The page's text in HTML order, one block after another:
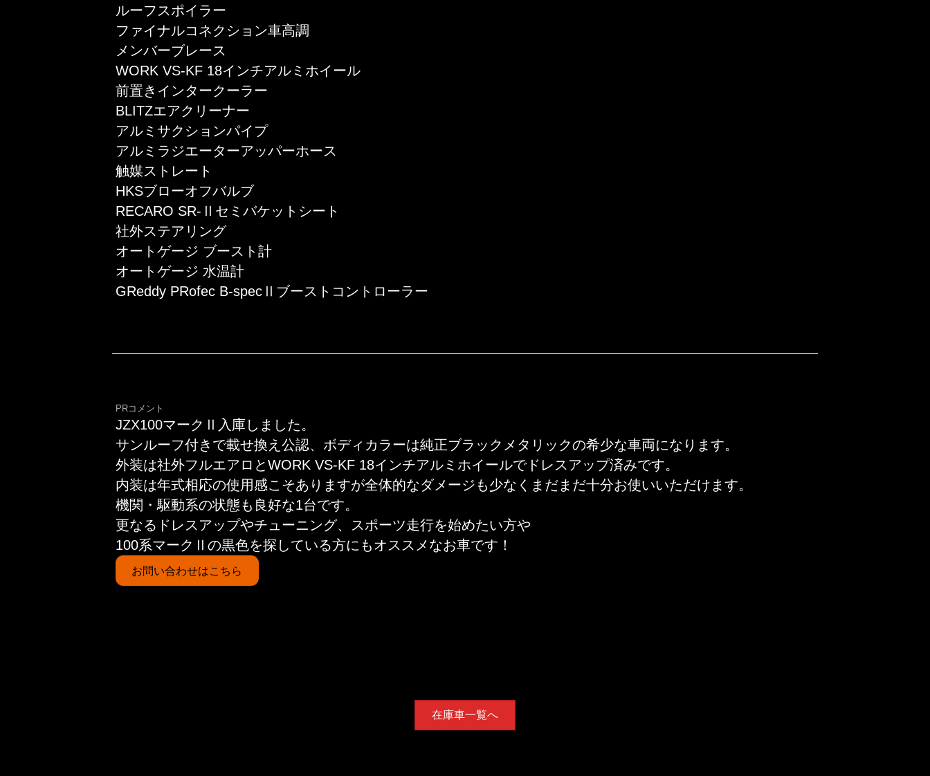
ルーフスポイラー
ファイナルコネクション車高調
メンバーブレース
WORK VS-KF 18インチアルミホイール
前置きインタークーラー
BLITZエアクリーナー
アルミサクションパイプ
アルミラジエーターアッパーホース
触媒ストレート
HKSブローオフバルブ
RECARO SR-Ⅱセミバケットシート
社外ステアリング
オートゲージ ブースト計
オートゲージ 水温計
GReddy PRofec B-specⅡブーストコントローラー
PRコメント
JZX100マークⅡ入庫しました。
サンルーフ付きで載せ換え公認、ボディカラーは純正ブラックメタリックの希少な車両になります。
外装は社外フルエアロとWORK VS-KF 18インチアルミホイールでドレスアップ済みです。
内装は年式相応の使用感こそありますが全体的なダメージも少なくまだまだ十分お使いいただけます。
機関・駆動系の状態も良好な1台です。
更なるドレスアップやチューニング、スポーツ走行を始めたい方や
100系マークⅡの黒色を探している方にもオススメなお車です！
お問い合わせはこちら
在庫車一覧へ